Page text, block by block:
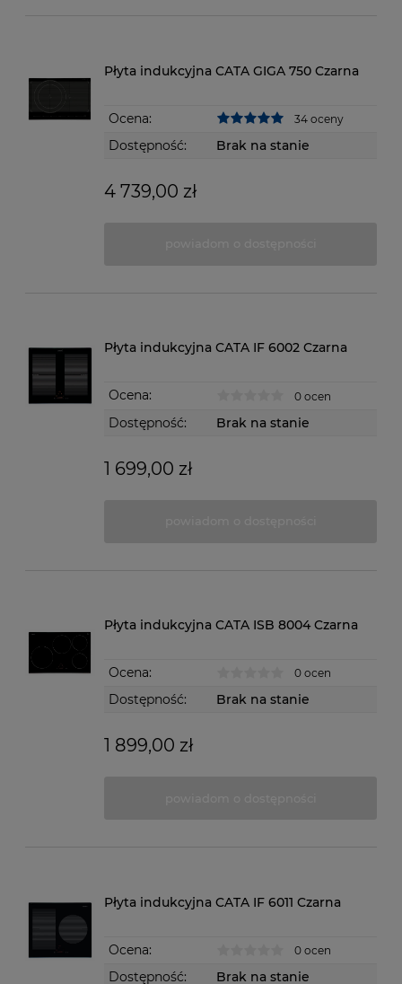
Płyta indukcyjna CATA GIGA 750 Czarna
Ocena: 34 oceny
Dostępność: Brak na stanie
4 739,00 zł
Płyta indukcyjna CATA IF 6002 Czarna
Ocena: 0 ocen
Dostępność: Brak na stanie
1 699,00 zł
Płyta indukcyjna CATA ISB 8004 Czarna
Ocena: 0 ocen
Dostępność: Brak na stanie
1 899,00 zł
Płyta indukcyjna CATA IF 6011 Czarna
Ocena: 0 ocen
Dostępność: Brak na stanie